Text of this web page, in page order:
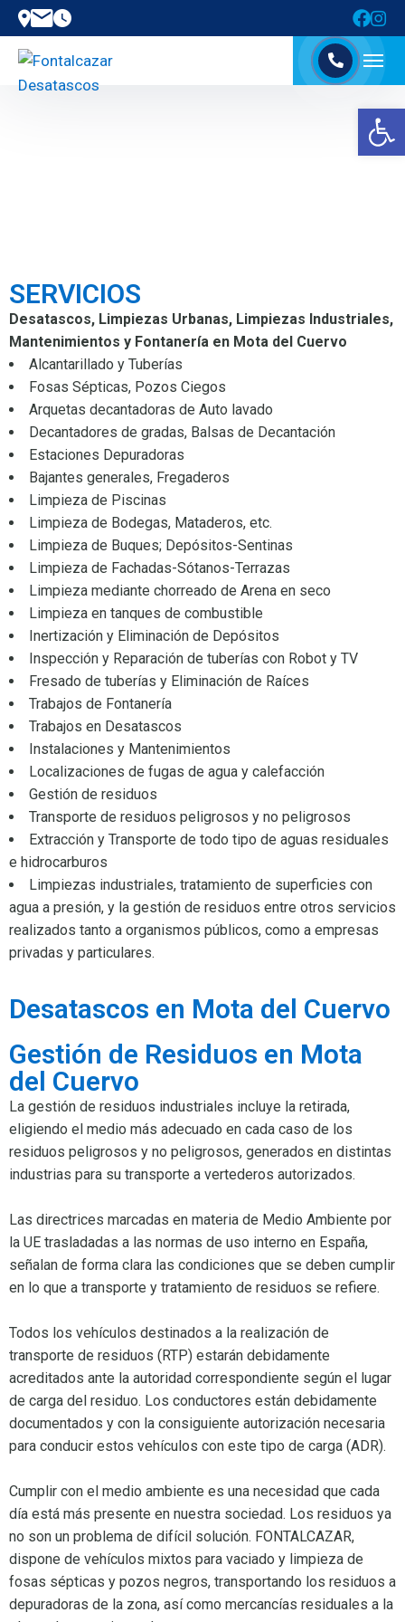
Abrir barra de herramientas
SERVICIOS
Desatascos, Limpiezas Urbanas, Limpiezas Industriales,
Mantenimientos y Fontanería en Mota del Cuervo
Alcantarillado y Tuberías
Fosas Sépticas, Pozos Ciegos
Arquetas decantadoras de Auto lavado
Decantadores de gradas, Balsas de Decantación
Estaciones Depuradoras
Bajantes generales, Fregaderos
Limpieza de Piscinas
Limpieza de Bodegas, Mataderos, etc.
Limpieza de Buques; Depósitos-Sentinas
Limpieza de Fachadas-Sótanos-Terrazas
Limpieza mediante chorreado de Arena en seco
Limpieza en tanques de combustible
Inertización y Eliminación de Depósitos
Inspección y Reparación de tuberías con Robot y TV
Fresado de tuberías y Eliminación de Raíces
Trabajos de Fontanería
Trabajos en Desatascos
Instalaciones y Mantenimientos
Localizaciones de fugas de agua y calefacción
Gestión de residuos
Transporte de residuos peligrosos y no peligrosos
Extracción y Transporte de todo tipo de aguas residuales
e hidrocarburos
Limpiezas industriales, tratamiento de superficies con
agua a presión, y la gestión de residuos entre otros servicios
realizados tanto a organismos públicos, como a empresas
privadas y particulares.
Desatascos en Mota del Cuervo
Gestión de Residuos en Mota
del Cuervo
La gestión de residuos industriales incluye la retirada,
eligiendo el medio más adecuado en cada caso de los
residuos peligrosos y no peligrosos, generados en distintas
industrias para su transporte a vertederos autorizados.
Las directrices marcadas en materia de Medio Ambiente por
la UE trasladadas a las normas de uso interno en España,
señalan de forma clara las condiciones que se deben cumplir
en lo que a transporte y tratamiento de residuos se refiere.
Todos los vehículos destinados a la realización de
transporte de residuos (RTP) estarán debidamente
acreditados ante la autoridad correspondiente según el lugar
de carga del residuo. Los conductores están debidamente
documentados y con la consiguiente autorización necesaria
para conducir estos vehículos con este tipo de carga (ADR).
Cumplir con el medio ambiente es una necesidad que cada
día está más presente en nuestra sociedad. Los residuos ya
no son un problema de difícil solución. FONTALCAZAR,
dispone de vehículos mixtos para vaciado y limpieza de
fosas sépticas y pozos negros, transportando los residuos a
depuradoras de la zona, así como mercancías residuales a la